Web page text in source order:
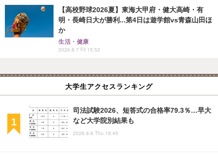
【高校野球2026夏】東海大甲府・健大高崎・有
明・長崎日大が勝利...第4日は遊学館vs青森山田ほ
か
生活・健康
2026.8.7 Fri 15:52
大学生アクセスランキング
司法試験2026、短答式の合格率79.3％…早大
など大学院別結果も
2026.8.6 Thu 18:45